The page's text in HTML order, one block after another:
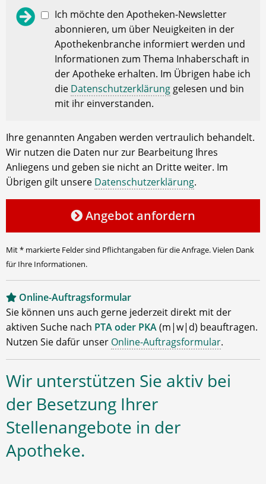
Ich möchte den Apotheken-Newsletter
abonnieren, um über Neuigkeiten in der
Apothekenbranche informiert werden und
Informationen zum Thema Inhaberschaft in
der Apotheke erhalten. Im Übrigen habe ich
die Datenschutzerklärung gelesen und bin
mit ihr einverstanden.
Ihre genannten Angaben werden vertraulich behandelt.
Wir nutzen die Daten nur zur Bearbeitung Ihres
Anliegens und geben sie nicht an Dritte weiter. Im
Übrigen gilt unsere Datenschutzerklärung.
Angebot anfordern
Mit * markierte Felder sind Pflichtangaben für die Anfrage. Vielen Dank
für Ihre Informationen.
Online-Auftragsformular
Sie können uns auch gerne jederzeit direkt mit der
aktiven Suche nach PTA oder PKA(m|w|d) beauftragen.
Nutzen Sie dafür unser Online-Auftragsformular.
Wir unterstützen Sie aktiv bei
der Besetzung Ihrer
Stellenangebote in der
Apotheke.